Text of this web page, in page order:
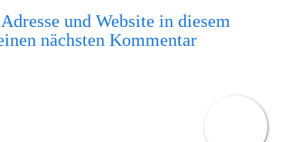
und Website in diesem
nächsten Kommentar